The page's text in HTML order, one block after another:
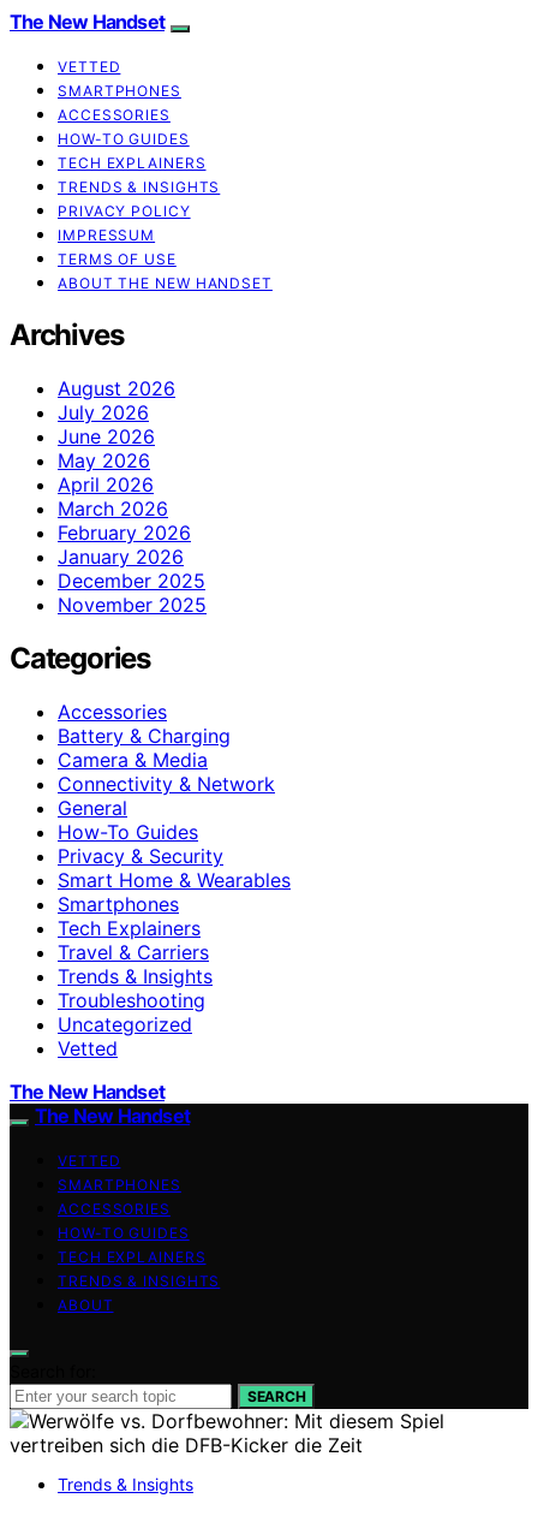
The New Handset
VETTED
SMARTPHONES
ACCESSORIES
HOW-TO GUIDES
TECH EXPLAINERS
TRENDS & INSIGHTS
PRIVACY POLICY
IMPRESSUM
TERMS OF USE
ABOUT THE NEW HANDSET
Archives
August 2026
July 2026
June 2026
May 2026
April 2026
March 2026
February 2026
January 2026
December 2025
November 2025
Categories
Accessories
Battery & Charging
Camera & Media
Connectivity & Network
General
How-To Guides
Privacy & Security
Smart Home & Wearables
Smartphones
Tech Explainers
Travel & Carriers
Trends & Insights
Troubleshooting
Uncategorized
Vetted
The New Handset
The New Handset
VETTED
SMARTPHONES
ACCESSORIES
HOW-TO GUIDES
TECH EXPLAINERS
TRENDS & INSIGHTS
ABOUT
SEARCH
Trends & Insights